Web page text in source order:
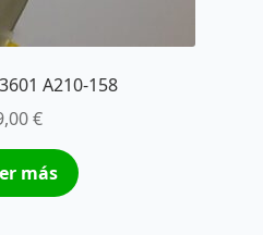
A210-158
€
más